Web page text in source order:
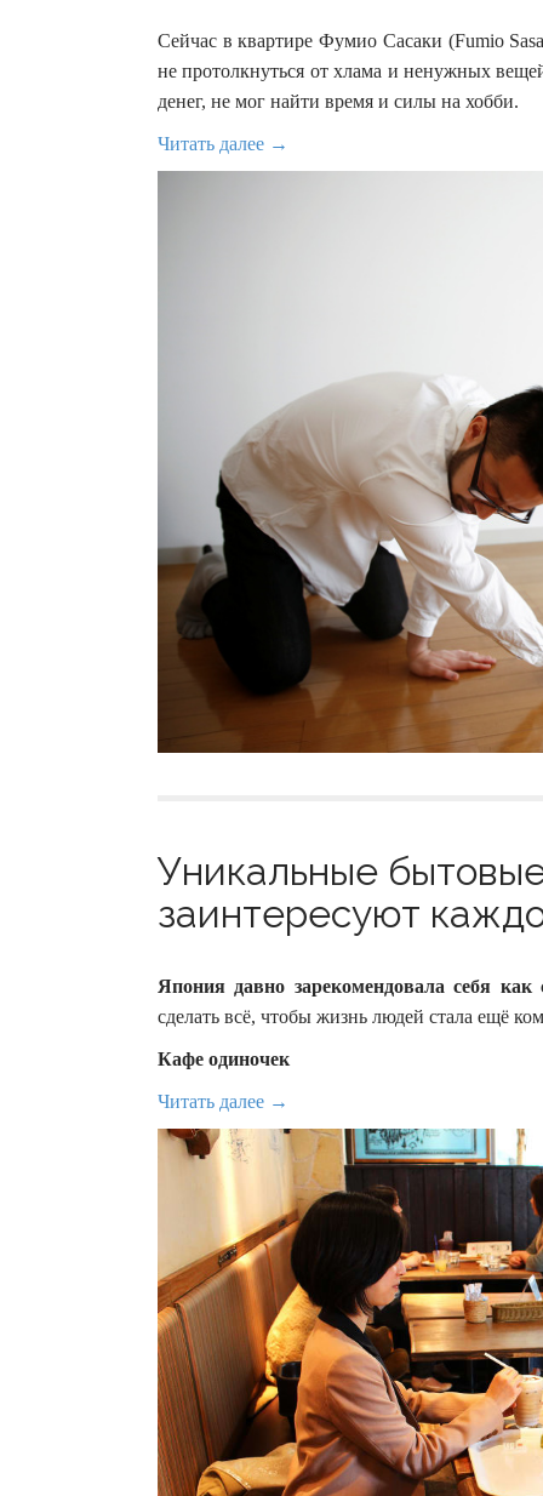
Сейчас в квартире Фумио Сасаки (Fumio
не протолкнуться от хлама и ненужных
денег, не мог найти время и силы на хобби.
Читать далее →
Уникальные
заинтересуют
Япония давно зарекомендовала себя как
сделать всё, чтобы жизнь людей стала ещё
Кафе одиночек
Читать далее →